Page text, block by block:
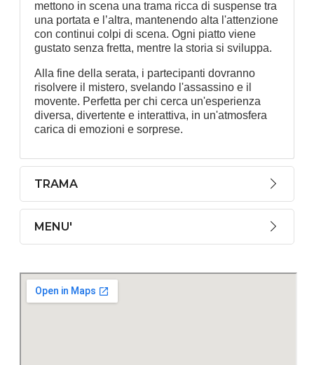
mettono in scena una trama ricca di suspense tra
una portata e l’altra, mantenendo alta l'attenzione
con continui colpi di scena. Ogni piatto viene
gustato senza fretta, mentre la storia si sviluppa.
Alla fine della serata, i partecipanti dovranno
risolvere il mistero, svelando l'assassino e il
movente. Perfetta per chi cerca un'esperienza
diversa, divertente e interattiva, in un'atmosfera
carica di emozioni e sorprese.
TRAMA
MENU'